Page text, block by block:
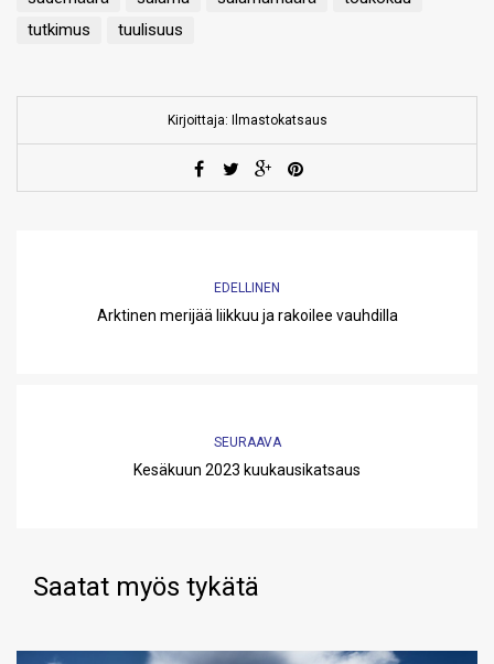
tutkimus
tuulisuus
Kirjoittaja: Ilmastokatsaus
EDELLINEN
Arktinen merijää liikkuu ja rakoilee vauhdilla
SEURAAVA
Kesäkuun 2023 kuukausikatsaus
Saatat myös tykätä